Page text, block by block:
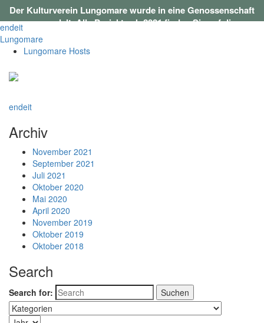
Der Kulturverein Lungomare wurde in eine Genossenschaft
umgewandelt. Alle Projekte ab 2021 finden Sie aufdieser
endeit
Lungomare
Lungomare Hosts
endeit
Archiv
November 2021
September 2021
Juli 2021
Oktober 2020
Mai 2020
April 2020
November 2019
Oktober 2019
Oktober 2018
Search
Search for: